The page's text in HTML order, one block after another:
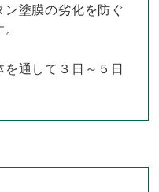
塗膜の劣化を防ぐ
通して３日～５日